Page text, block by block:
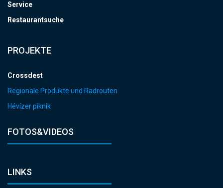
Service
Restaurantsuche
PROJEKTE
Crossdest
Regionale Produkte und Radrouten
Hévízer piknik
FOTOS&VIDEOS
LINKS